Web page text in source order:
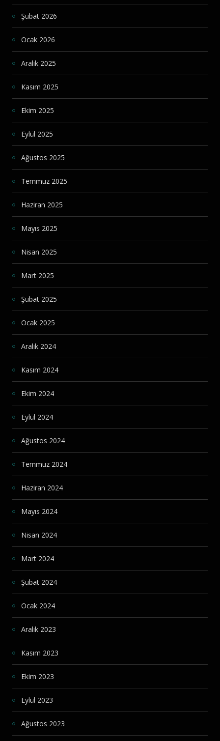
Şubat 2026
Ocak 2026
Aralık 2025
Kasım 2025
Ekim 2025
Eylül 2025
Ağustos 2025
Temmuz 2025
Haziran 2025
Mayıs 2025
Nisan 2025
Mart 2025
Şubat 2025
Ocak 2025
Aralık 2024
Kasım 2024
Ekim 2024
Eylül 2024
Ağustos 2024
Temmuz 2024
Haziran 2024
Mayıs 2024
Nisan 2024
Mart 2024
Şubat 2024
Ocak 2024
Aralık 2023
Kasım 2023
Ekim 2023
Eylül 2023
Ağustos 2023